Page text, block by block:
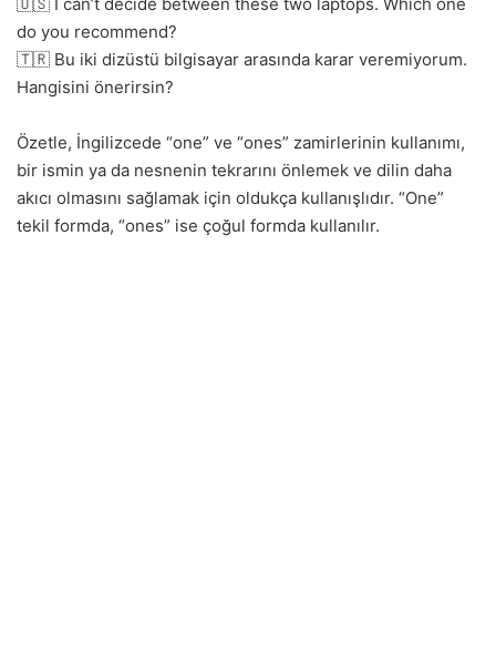
do you recommend?
🇹🇷 Bu iki dizüstü bilgisayar arasında karar veremiyorum.
Hangisini önerirsin?
Özetle, İngilizcede “one” ve “ones” zamirlerinin kullanımı,
bir ismin ya da nesnenin tekrarını önlemek ve dilin daha
akıcı olmasını sağlamak için oldukça kullanışlıdır. “One”
tekil formda, “ones” ise çoğul formda kullanılır.